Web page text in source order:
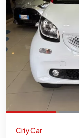
City Car